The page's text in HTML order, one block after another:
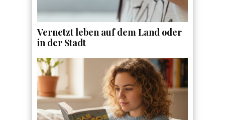
Vernetzt leben auf dem Land oder
in der Stadt